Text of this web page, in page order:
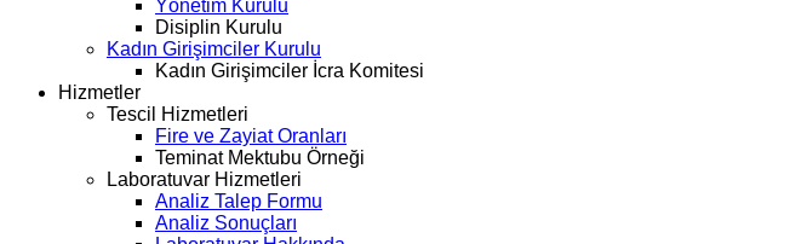
Yönetim Kurulu
Disiplin Kurulu
Kadın Girişimciler Kurulu
Kadın Girişimciler İcra Komitesi
Hizmetler
Tescil Hizmetleri
Fire ve Zayiat Oranları
Teminat Mektubu Örneği
Laboratuvar Hizmetleri
Analiz Talep Formu
Analiz Sonuçları